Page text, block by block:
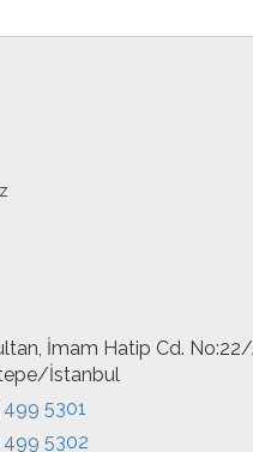
İmam Hatip Cd.
İstanbul
5301
499 5302